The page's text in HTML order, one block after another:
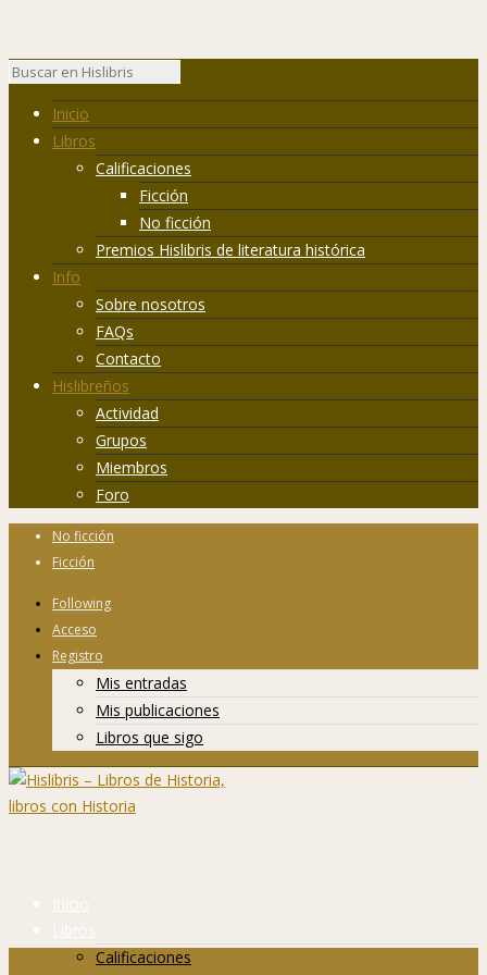
Inicio
Libros
Calificaciones
Ficción
No ficción
Premios Hislibris de literatura histórica
Info
Sobre nosotros
FAQs
Contacto
Hislibreños
Actividad
Grupos
Miembros
Foro
No ficción
Ficción
Following
Acceso
Registro
Mis entradas
Mis publicaciones
Libros que sigo
Inicio
Libros
Calificaciones